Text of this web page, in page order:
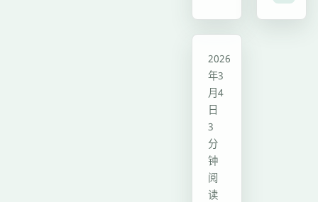
同
完
成
原
Hexo
Stellar
主
题
各
术
实
践，
深
耕
站
点
重
构、
博客
2026
年3
月4
日
3
分
钟
阅
读